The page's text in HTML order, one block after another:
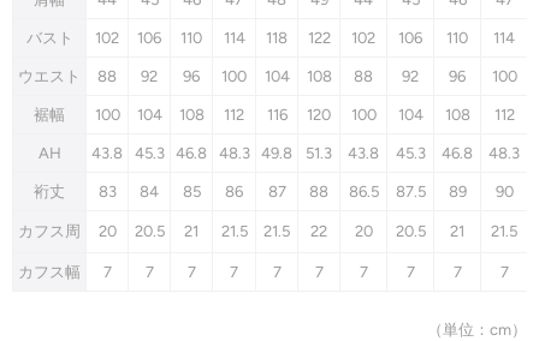
バスト 102 106 110 114 118 122 102 106 110 114
ウエスト 88 92 96 100 104 108 88 92 96 100
裾幅 100 104 108 112 116 120 100 104 108 112
AH 43.8 45.3 46.8 48.3 49.8 51.3 43.8 45.3 46.8 48.3
裄丈 83 84 85 86 87 88 86.5 87.5 89 90
カフス周 20 20.5 21 21.5 21.5 22 20 20.5 21 21.5
カフス幅 7 7 7 7 7 7 7 7 7 7
（単位：cm）